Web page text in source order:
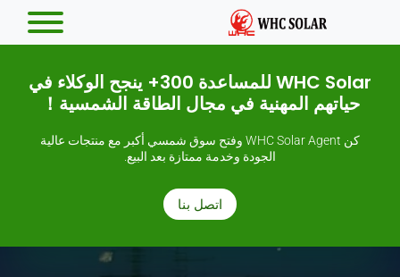
WHC Solar للمساعدة 300+ ينجح الوكلاء في
حياتهم المهنية في مجال الطاقة الشمسية！
كن WHC Solar Agent وفتح سوق شمسي أكبر مع منتجات عالية
الجودة وخدمة ممتازة بعد البيع.
اتصل بنا